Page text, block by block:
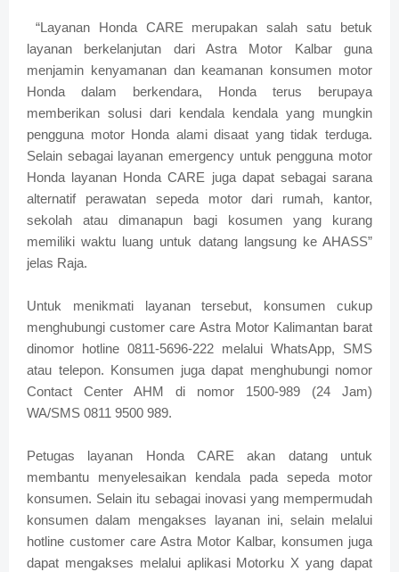
“Layanan Honda CARE merupakan salah satu betuk
layanan berkelanjutan dari Astra Motor Kalbar guna
menjamin kenyamanan dan keamanan konsumen motor
Honda dalam berkendara, Honda terus berupaya
memberikan solusi dari kendala kendala yang mungkin
pengguna motor Honda alami disaat yang tidak terduga.
Selain sebagai layanan emergency untuk pengguna motor
Honda layanan Honda CARE juga dapat sebagai sarana
alternatif perawatan sepeda motor dari rumah, kantor,
sekolah atau dimanapun bagi kosumen yang kurang
memiliki waktu luang untuk datang langsung ke AHASS”
jelas Raja.
Untuk menikmati layanan tersebut, konsumen cukup
menghubungi customer care Astra Motor Kalimantan barat
dinomor hotline 0811-5696-222 melalui WhatsApp, SMS
atau telepon. Konsumen juga dapat menghubungi nomor
Contact Center AHM di nomor 1500-989 (24 Jam)
WA/SMS 0811 9500 989.
Petugas layanan Honda CARE akan datang untuk
membantu menyelesaikan kendala pada sepeda motor
konsumen. Selain itu sebagai inovasi yang mempermudah
konsumen dalam mengakses layanan ini, selain melalui
hotline customer care Astra Motor Kalbar, konsumen juga
dapat mengakses melalui aplikasi Motorku X yang dapat